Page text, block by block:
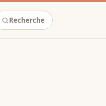
Recherche